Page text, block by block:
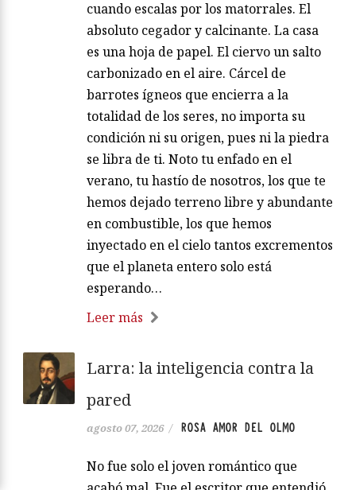
cuando escalas por los matorrales. El
absoluto cegador y calcinante. La casa
es una hoja de papel. El ciervo un salto
carbonizado en el aire. Cárcel de
barrotes ígneos que encierra a la
totalidad de los seres, no importa su
condición ni su origen, pues ni la piedra
se libra de ti. Noto tu enfado en el
verano, tu hastío de nosotros, los que te
hemos dejado terreno libre y abundante
en combustible, los que hemos
inyectado en el cielo tantos excrementos
que el planeta entero solo está
esperando…
Leer más
Larra: la inteligencia contra la
pared
agosto 07, 2026 / ROSA AMOR DEL OLMO
No fue solo el joven romántico que